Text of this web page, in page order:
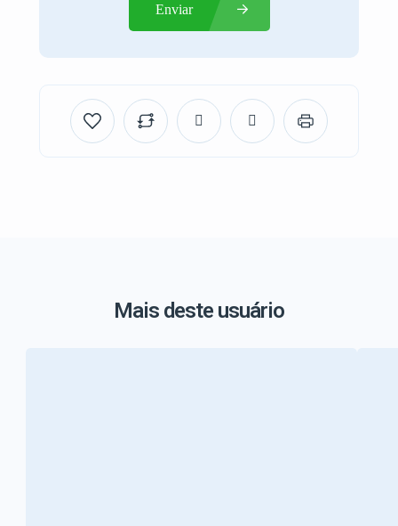
Enviar
Mais deste usuário